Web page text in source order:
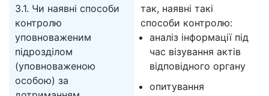
3.1. Чи наявні способи
контролю
уповноваженим
підрозділом
(уповноваженою
особою) за
так, наявні такі
способи контролю:
аналіз інформації під
час візування актів
відповідного органу
опитування